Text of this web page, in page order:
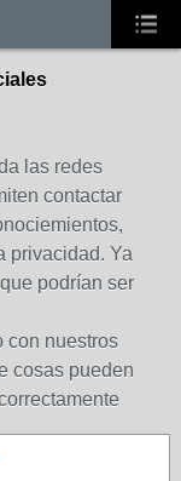
las redes
contactar
privacidad. Ya
podrían ser
con nuestros
cosas pueden